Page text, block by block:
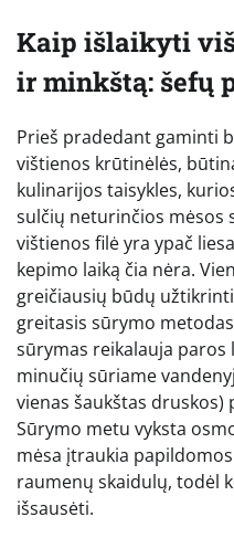
Kaip išlaikyti
ir minkštą: šefų
Prieš pradedant gaminti
vištienos krūtinėlės,
kulinarijos taisykles,
sulčių neturinčios mėsos
vištienos filė yra ypač
kepimo laiką čia nėra.
greičiausių būdų
greitasis sūrymo
sūrymas reikalauja paros
minučių sūriame
vienas šaukštas
Sūrymo metu vyksta
mėsa įtraukia
raumenų skaidulų, todėl
išsausėti.